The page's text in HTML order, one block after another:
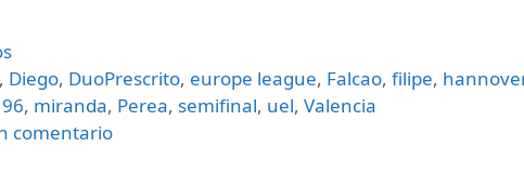
, Diego, DuoPrescrito, europe league, Falcao,filipe,
, miranda, Perea, semifinal, uel, Valencia
comentario